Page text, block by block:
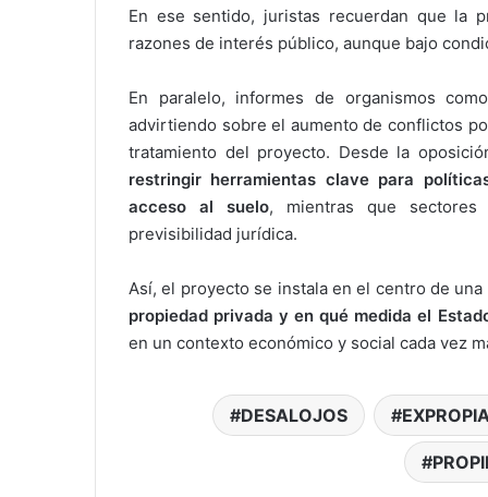
En ese sentido, juristas recuerdan que la
razones de interés público, aunque bajo
En paralelo, informes de organismos
advirtiendo sobre el aumento de conflictos
tratamiento del proyecto. Desde la
restringir herramientas clave para
acceso al suelo, mientras que
previsibilidad jurídica.
Así, el proyecto se instala en el centro de
propiedad privada y en qué medida el
en un contexto económico y social cada vez
DESALOJOS